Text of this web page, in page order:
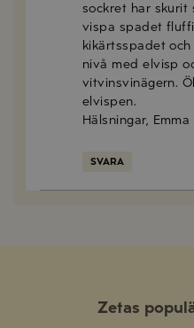
sockret har
vispa spadet
kikärtsspadet
nivå med elvisp
vitvinsvinägern.
elvispen.
Hälsningar,
SVARA
Zetas